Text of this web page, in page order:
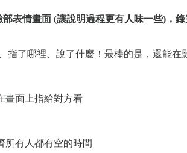
表情畫面 (讓說明過程更有人味一些)，
了哪裡、說了什麼！最棒的是，還能在
畫面上指給對方看
所有人都有空的時間